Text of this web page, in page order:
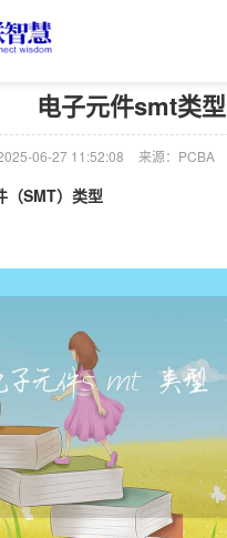
电子元件smt类型
06-27 11:52:08 来源：PCBA
（SMT）类型